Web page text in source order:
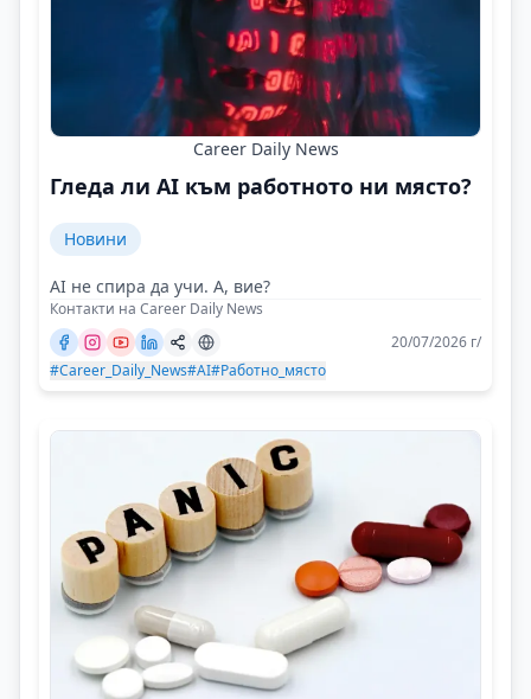
Career Daily News
Гледа ли AI към работното ни място?
Новини
AI не спира да учи. А, вие?
Контакти на Career Daily News
20/07/2026 г/
#Career_Daily_News#AI#Работно_място